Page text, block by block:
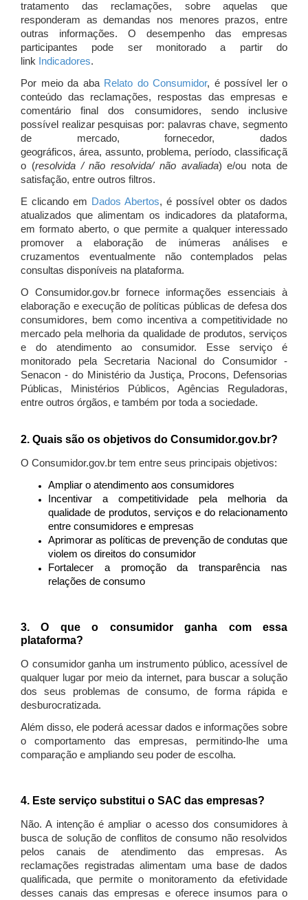
tratamento das reclamações, sobre aquelas que
responderam as demandas nos menores prazos, entre
outras informações. O desempenho das empresas
participantes pode ser monitorado a partir do
link Indicadores.
Por meio da aba Relato do Consumidor, é possível ler o
conteúdo das reclamações, respostas das empresas e
comentário final dos consumidores, sendo inclusive
possível realizar pesquisas por: palavras chave, segmento
de mercado, fornecedor, dados
geográficos, área, assunto, problema, período, classificaçã
o (resolvida / não resolvida/ não avaliada) e/ou nota de
satisfação, entre outros filtros.
E clicando em Dados Abertos, é possível obter os dados
atualizados que alimentam os indicadores da plataforma,
em formato aberto, o que permite a qualquer interessado
promover a elaboração de inúmeras análises e
cruzamentos eventualmente não contemplados pelas
consultas disponíveis na plataforma.
O Consumidor.gov.br fornece informações essenciais à
elaboração e execução de políticas públicas de defesa dos
consumidores, bem como incentiva a competitividade no
mercado pela melhoria da qualidade de produtos, serviços
e do atendimento ao consumidor. Esse serviço é
monitorado pela Secretaria Nacional do Consumidor -
Senacon - do Ministério da Justiça, Procons, Defensorias
Públicas, Ministérios Públicos, Agências Reguladoras,
entre outros órgãos, e também por toda a sociedade.
2. Quais são os objetivos do Consumidor.gov.br?
O Consumidor.gov.br tem entre seus principais objetivos:
Ampliar o atendimento aos consumidores
Incentivar a competitividade pela melhoria da
qualidade de produtos, serviços e do relacionamento
entre consumidores e empresas
Aprimorar as políticas de prevenção de condutas que
violem os direitos do consumidor
Fortalecer a promoção da transparência nas
relações de consumo
3. O que o consumidor ganha com essa
plataforma?
O consumidor ganha um instrumento público, acessível de
qualquer lugar por meio da internet, para buscar a solução
dos seus problemas de consumo, de forma rápida e
desburocratizada.
Além disso, ele poderá acessar dados e informações sobre
o comportamento das empresas, permitindo-lhe uma
comparação e ampliando seu poder de escolha.
4. Este serviço substitui o SAC das empresas?
Não. A intenção é ampliar o acesso dos consumidores à
busca de solução de conflitos de consumo não resolvidos
pelos canais de atendimento das empresas. As
reclamações registradas alimentam uma base de dados
qualificada, que permite o monitoramento da efetividade
desses canais das empresas e oferece insumos para o